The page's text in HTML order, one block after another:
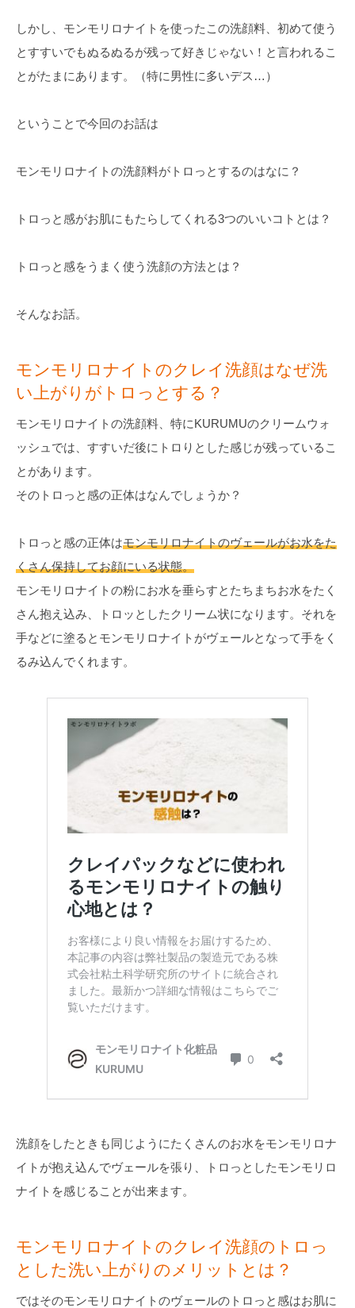
しかし、モンモリロナイトを使ったこの洗顔料、初めて使う
とすすいでもぬるぬるが残って好きじゃない！と言われるこ
とがたまにあります。（特に男性に多いデス…）
ということで今回のお話は
モンモリロナイトの洗顔料がトロっとするのはなに？
トロっと感がお肌にもたらしてくれる3つのいいコトとは？
トロっと感をうまく使う洗顔の方法とは？
そんなお話。
モンモリロナイトのクレイ洗顔はなぜ洗
い上がりがトロっとする？
モンモリロナイトの洗顔料、特にKURUMUのクリームウォ
ッシュでは、すすいだ後にトロりとした感じが残っているこ
とがあります。
そのトロっと感の正体はなんでしょうか？
トロっと感の正体はモンモリロナイトのヴェールがお水をた
くさん保持してお顔にいる状態。
モンモリロナイトの粉にお水を垂らすとたちまちお水をたく
さん抱え込み、トロッとしたクリーム状になります。それを
手などに塗るとモンモリロナイトがヴェールとなって手をく
るみ込んでくれます。
洗顔をしたときも同じようにたくさんのお水をモンモリロナ
イトが抱え込んでヴェールを張り、トロっとしたモンモリロ
ナイトを感じることが出来ます。
モンモリロナイトのクレイ洗顔のトロっ
とした洗い上がりのメリットとは？
ではそのモンモリロナイトのヴェールのトロっと感はお肌に